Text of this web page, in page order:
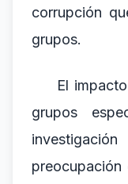
corrupción
grupos.
El
grupos